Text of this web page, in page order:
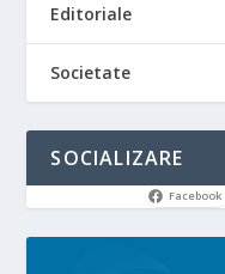
Editoriale
Societate
SOCIALIZARE
Facebook